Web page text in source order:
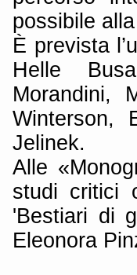
possibile
È prevista
Helle
Morandini,
Winterson,
Jelinek.
Alle
studi critici
'Bestiari di
Eleonora